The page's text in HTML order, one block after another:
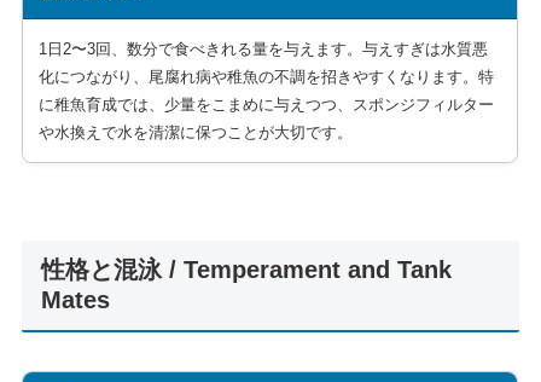
1日2〜3回、数分で食べきれる量を与えます。与えすぎは水質悪
化につながり、尾腐れ病や稚魚の不調を招きやすくなります。特
に稚魚育成では、少量をこまめに与えつつ、スポンジフィルター
や水換えで水を清潔に保つことが大切です。
性格と混泳 / Temperament and Tank
Mates